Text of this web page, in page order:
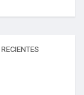
RECIENTES